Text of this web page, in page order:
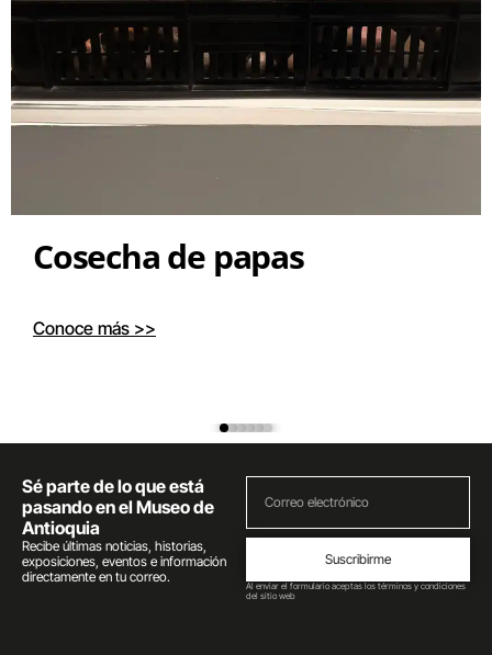
Cosecha de papas
Conoce más >>
Sé parte de lo que está
pasando en el Museo de
Antioquia
Recibe últimas noticias, historias,
exposiciones, eventos e información
directamente en tu correo.
Suscribirme
Al enviar el formulario aceptas los términos y condiciones
del sitio web